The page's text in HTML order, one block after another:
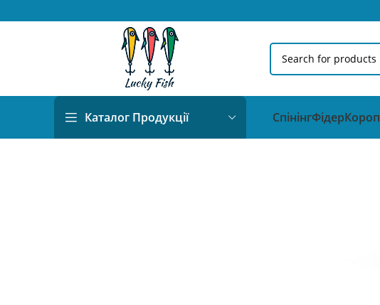
Каталог Продукції СпінінгФідерКороп